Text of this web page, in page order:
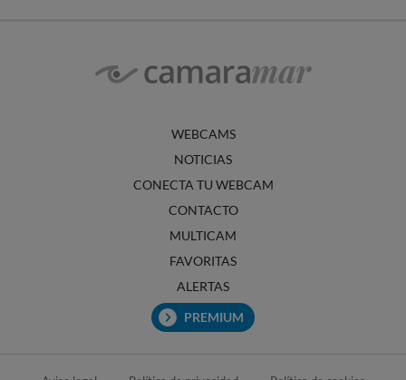
WEBCAMS
NOTICIAS
CONECTA TU WEBCAM
CONTACTO
MULTICAM
FAVORITAS
ALERTAS
PREMIUM